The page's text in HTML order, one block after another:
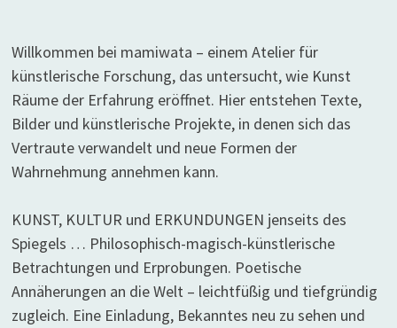
Willkommen bei mamiwata – einem Atelier für
künstlerische Forschung, das untersucht, wie Kunst
Räume der Erfahrung eröffnet. Hier entstehen Texte,
Bilder und künstlerische Projekte, in denen sich das
Vertraute verwandelt und neue Formen der
Wahrnehmung annehmen kann.
KUNST, KULTUR und ERKUNDUNGEN jenseits des
Spiegels … Philosophisch-magisch-künstlerische
Betrachtungen und Erprobungen. Poetische
Annäherungen an die Welt – leichtfüßig und tiefgründig
zugleich. Eine Einladung, Bekanntes neu zu sehen und